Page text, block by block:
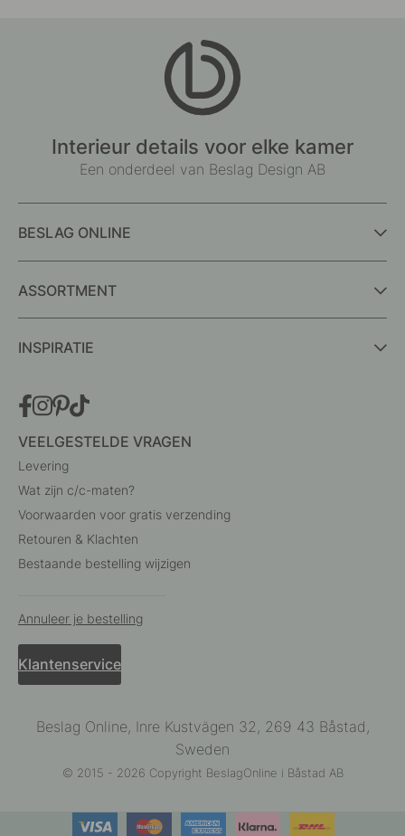
Interieur details voor elke kamer
Een onderdeel van Beslag Design AB
BESLAG ONLINE
ASSORTMENT
INSPIRATIE
VEELGESTELDE VRAGEN
Levering
Wat zijn c/c-maten?
Voorwaarden voor gratis verzending
Retouren & Klachten
Bestaande bestelling wijzigen
Annuleer je bestelling
Klantenservice
Beslag Online, Inre Kustvägen 32, 269 43 Båstad,
Sweden
© 2015 - 2026 Copyright BeslagOnline i Båstad AB